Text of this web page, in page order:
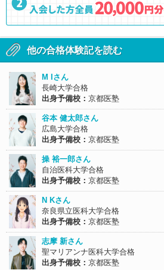
他の合格体験記を読む
M Iさん
長崎大学合格
出身予備校： 京都医塾
谷本 健太郎さん
広島大学合格
出身予備校： 京都医塾
操 裕一郎さん
自治医科大学合格
出身予備校： 京都医塾
N Kさん
奈良県立医科大学合格
出身予備校： 京都医塾
志摩 新さん
聖マリアンナ医科大学合格
出身予備校： 京都医塾